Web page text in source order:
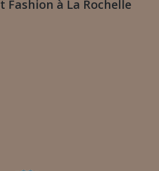
Fashion à La Rochelle